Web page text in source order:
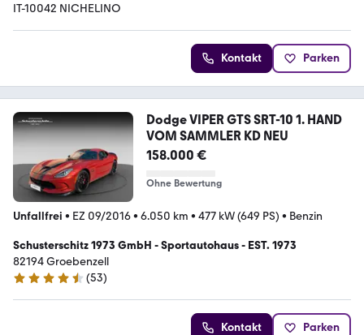
IT-10042 NICHELINO
Kontakt Parken
Dodge VIPER GTS SRT-10 1. HAND
VOM SAMMLER KD NEU
158.000 €
Ohne Bewertung
Unfallfrei • EZ 09/2016• 6.050 km • 477 kW (649 PS) • Benzin
Schusterschitz 1973 GmbH - Sportautohaus - EST. 1973
82194 Groebenzell
4.7 Sterne
(53)
Kontakt Parken